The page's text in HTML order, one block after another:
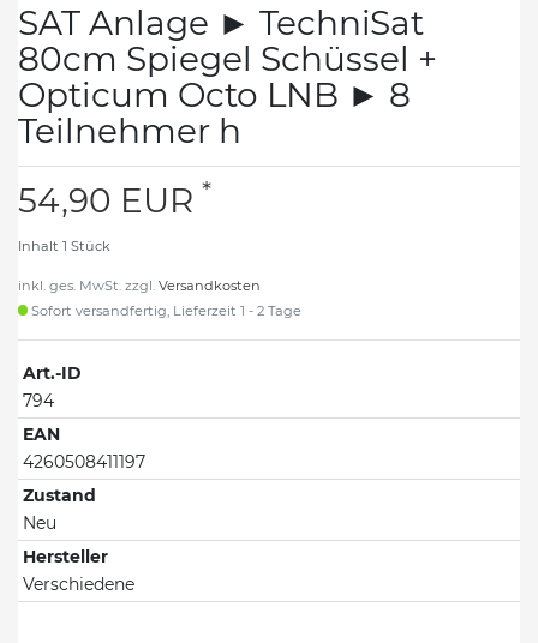
SAT Anlage ► TechniSat
80cm Spiegel Schüssel +
Opticum Octo LNB ► 8
Teilnehmer h
54,90 EUR *
Inhalt 1 Stück
inkl. ges. MwSt. zzgl. Versandkosten
Sofort versandfertig, Lieferzeit 1 - 2 Tage
Art.-ID
794
EAN
4260508411197
Zustand
Neu
Hersteller
Verschiedene